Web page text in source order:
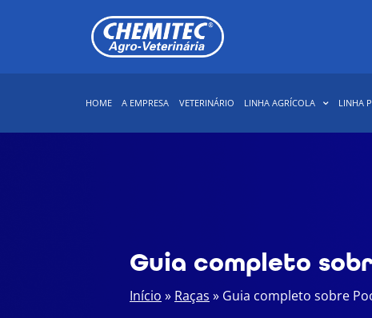
HOME A EMPRESA VETERINÁRIO LINHA AGRÍCOLA LINHA
Guia completo
Início » Raças » Guia completo sobre